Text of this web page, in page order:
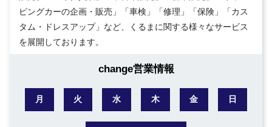
ピングカーの企画・販売」「車検」「修理」「保険」「カス
タム・ドレスアップ」など、くるまに関する様々なサービス
を展開しております。
change営業情報
月 火 水 木 金 日